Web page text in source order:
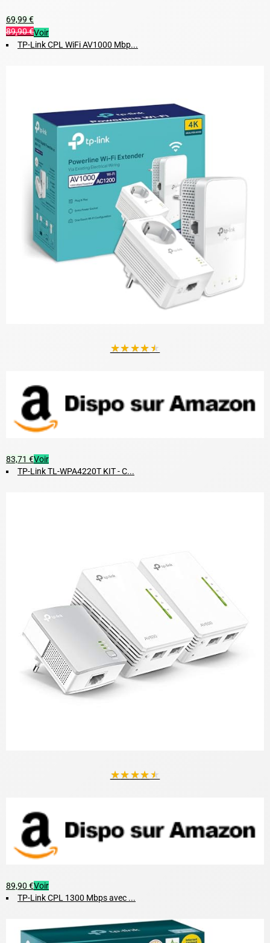
69,99 €
89,90 €Voir
TP-Link CPL WiFi AV1000 Mbp...
★★★★★
83,71 €Voir
TP-Link TL-WPA4220T KIT - C...
★★★★★
89,90 €Voir
TP-Link CPL 1300 Mbps avec ...